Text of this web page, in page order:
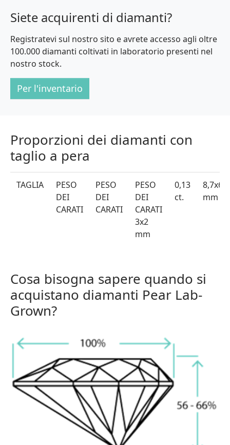
Siete acquirenti di diamanti?
Registratevi sul nostro sito e avrete accesso agli oltre
100.000 diamanti coltivati in laboratorio presenti nel
nostro stock.
Per l'inventario
Proporzioni dei diamanti con
taglio a pera
TAGLIA
PESO
DEI
CARATI
PESO
DEI
CARATI
PESO
DEI
CARATI
3x2
mm
0,13
ct.
8,7x6,7
mm
Cosa bisogna sapere quando si
acquistano diamanti Pear Lab-
Grown?